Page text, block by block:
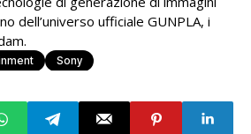
dell’universo ufficiale GUNPLA, i
Sony